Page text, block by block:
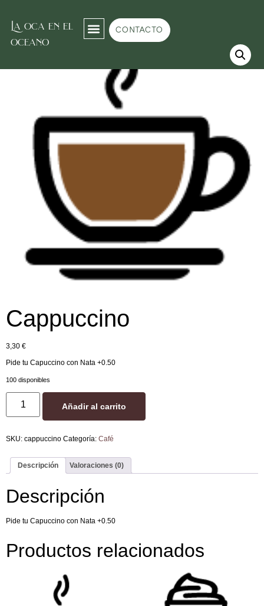
La oca en el
oceano
CONTACTO
Inicio /Café / Cappuccino
Cappuccino
3,30 €
Pide tu Capuccino con Nata +0.50
100 disponibles
Añadir al carrito
SKU: cappuccino Categoría: Café
Descripción Valoraciones (0)
Descripción
Pide tu Capuccino con Nata +0.50
Productos relacionados